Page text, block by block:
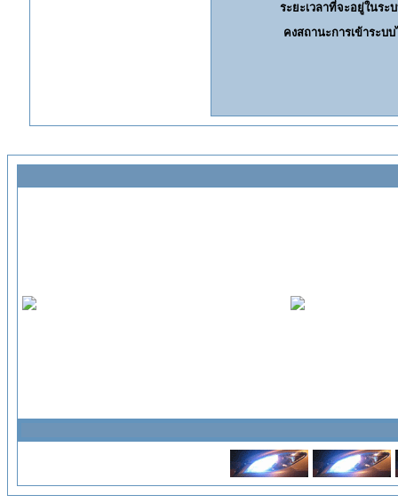
ระยะเวลาที่จะอยู่ในระ
คงสถานะการเข้าระบ